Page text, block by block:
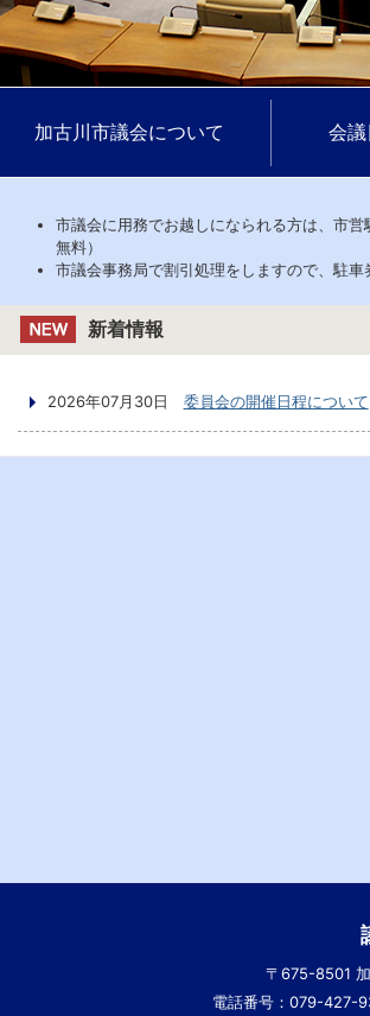
加古川市議会について 会
市議会に用務でお越しになられる方は、市
無料）
市議会事務局で割引処理をしますので、駐車
新着情報
2026年07月30日 委員会の開催日程について
〒675-8501
電話番号：079-427-